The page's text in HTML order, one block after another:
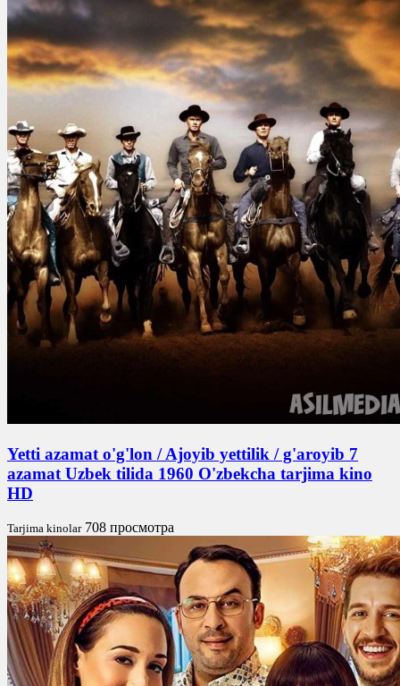
Yetti azamat o'g'lon / Ajoyib yettilik / g'aroyib 7
azamat Uzbek tilida 1960 O'zbekcha tarjima kino
HD
Tarjima kinolar 708 просмотра